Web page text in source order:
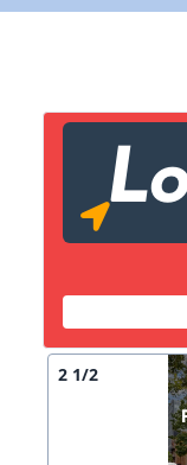
2 1/2
Lien vers
Copier lien